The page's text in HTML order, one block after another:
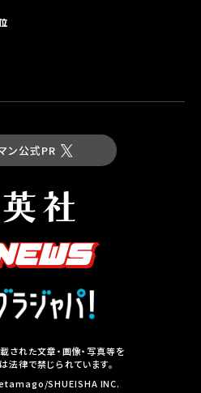
キン肉マン 第93巻
集英社の本
ン公式PR
された文章・画像・写真等を
法律で禁じられています。
SHUEISHA INC.